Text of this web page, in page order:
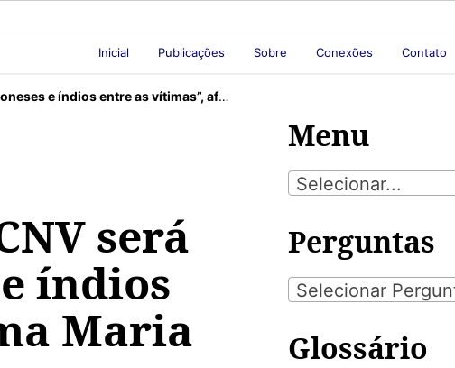
Inicial Publicações Sobre Conexões Contato
entre as vítimas”, afirma Maria Rita Kehl.
será
índios
Maria
Menu
Selecionar...
Perguntas
Selecionar
Glossário